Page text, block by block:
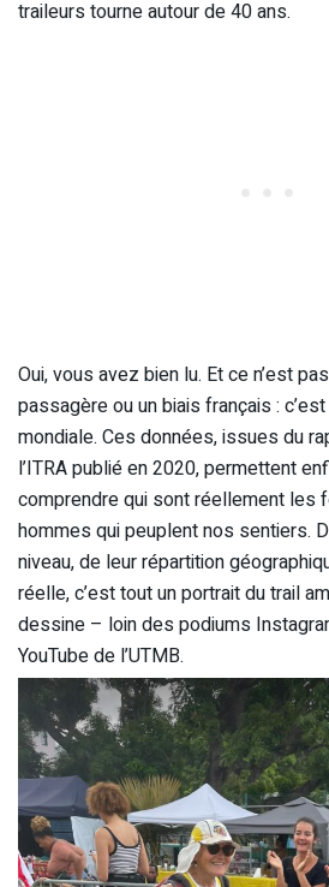
traileurs tourne autour de 40 ans.
Oui, vous avez bien lu. Et ce n’est
passagère ou un biais français :
mondiale. Ces données, issues du
l’ITRA publié en 2020, permettent
comprendre qui sont réellement les
hommes qui peuplent nos sentiers.
niveau, de leur répartition
réelle, c’est tout un portrait du trail
dessine – loin des podiums
YouTube de l’UTMB.